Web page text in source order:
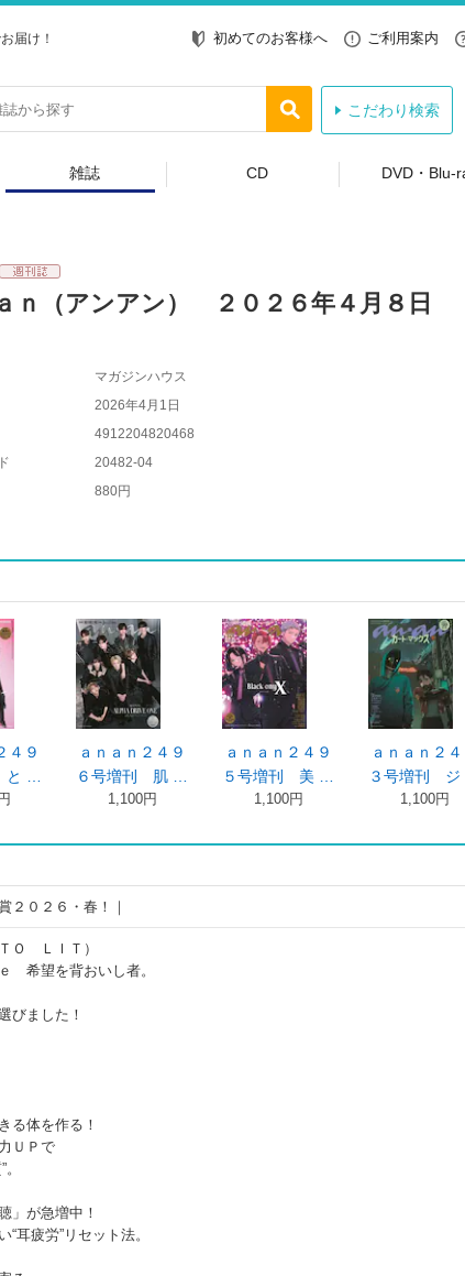
届け！ 初めてのお客様へ ご利用案内
こだわり検索
雑誌 CD DVD・Blu-
ｎ（アンアン） ２０２６年４月８日
マガジンハウス
2026年4月1日
4912204820468
20482-04
880円
ａｎａｎ２４９
６号増刊 肌 …
ａｎａｎ２４９
５号増刊 美 …
ａｎａｎ２４９
３号増刊 ジ …
２０２６・春！｜
Ｏ ＬＩＴ）
希望を背おいし者。
びました！
る体を作る！
ＵＰで
」が急増中！
耳疲労”リセット法。